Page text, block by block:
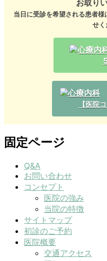
お取り
当日に受診を希望される患者
せく
【医院
固定ページ
Q&A
お問い合わせ
コンセプト
医院の強み
当院の特徴
サイトマップ
初診のご予約
医院概要
交通アクセス